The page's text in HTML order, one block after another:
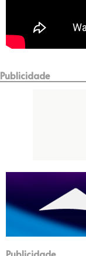
Publicidade